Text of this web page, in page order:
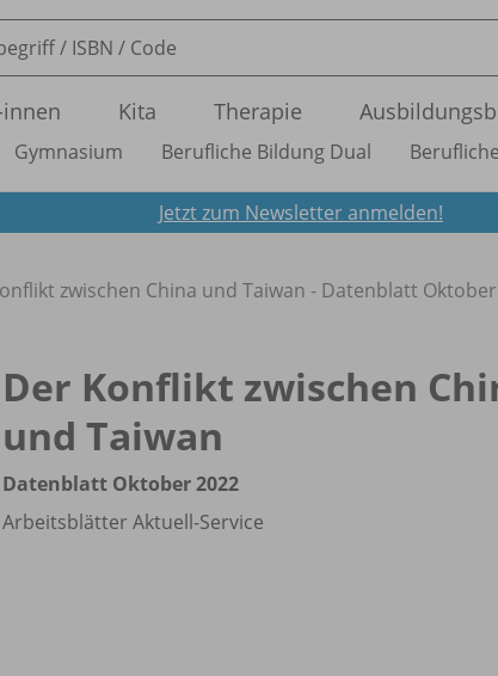
Kita Therapie
Gymnasium Berufliche Bildung Dual
Jetzt zum Newsletter anmelden!
zwischen China und Taiwan - Datenblatt
Der Konflikt zwischen
und Taiwan
Datenblatt Oktober 2022
Arbeitsblätter Aktuell-Service